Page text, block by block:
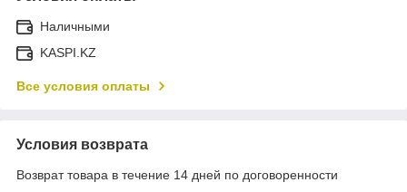
Наличными
KASPI.KZ
Все условия оплаты
Условия возврата
Возврат товара в течение 14 дней по договоренности